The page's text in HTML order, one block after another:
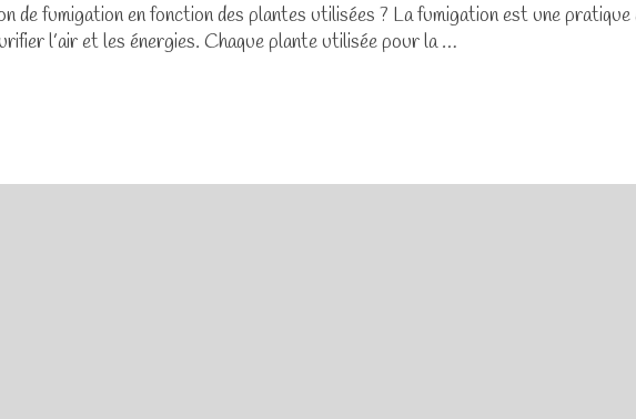
de fumigation en fonction des plantes utilisées ? La fumigation est une
l’air et les énergies. Chaque plante utilisée pour la …